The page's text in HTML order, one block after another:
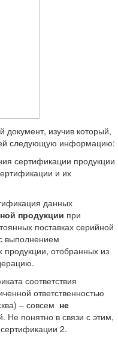
изучив который,
следующую информацию:
сертификации продукции
и их
данных
продукции при
поставках серийной
выполнением
продукции, отобранных из
соответствия
ответственностью
– совсем не
Не понятно в связи с этим,
2.